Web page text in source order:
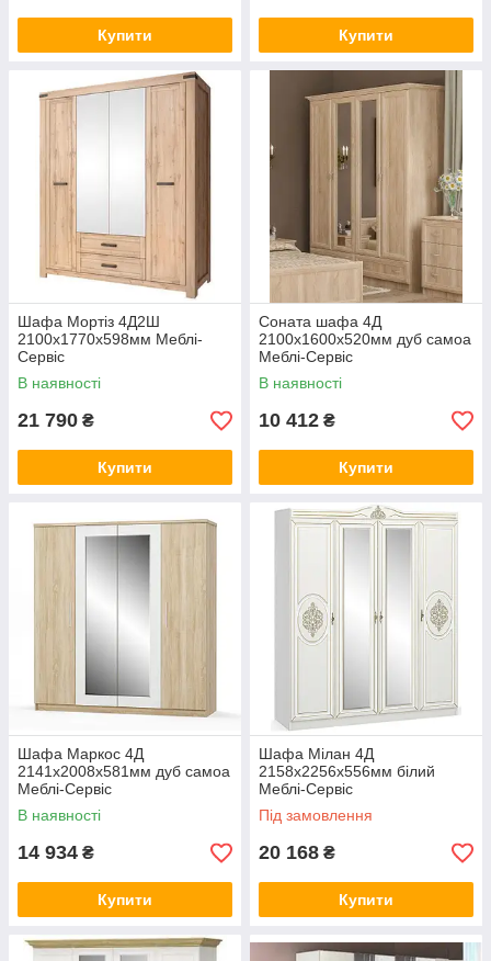
Купити Купити
Шафа Мортіз 4Д2Ш
2100х1770х598мм Меблі-
Сервіс
В наявності
21 790 ₴
Купити
Соната шафа 4Д
2100х1600х520мм дуб самоа
Меблі-Сервіс
В наявності
10 412 ₴
Купити
Шафа Маркос 4Д
2141х2008х581мм дуб самоа
Меблі-Сервіс
В наявності
14 934 ₴
Купити
Шафа Мілан 4Д
2158х2256х556мм білий
Меблі-Сервіс
Під замовлення
20 168 ₴
Купити